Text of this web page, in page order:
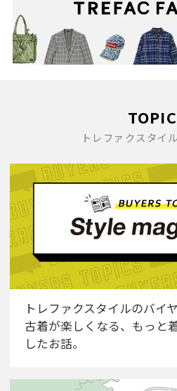
トレファクスタイ
トレファクスタイルのバイ
古着が楽しくなる、もっと
したお話。